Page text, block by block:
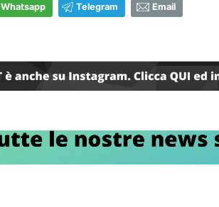
Whatsapp Telegram Email